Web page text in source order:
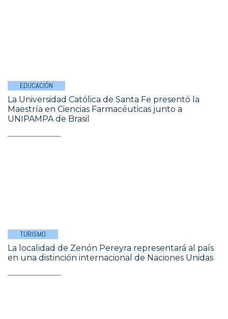
EDUCACIÓN
La Universidad Católica de Santa Fe presentó la
Maestría en Ciencias Farmacéuticas junto a
UNIPAMPA de Brasil
TURISMO
La localidad de Zenón Pereyra representará al país
en una distinción internacional de Naciones Unidas